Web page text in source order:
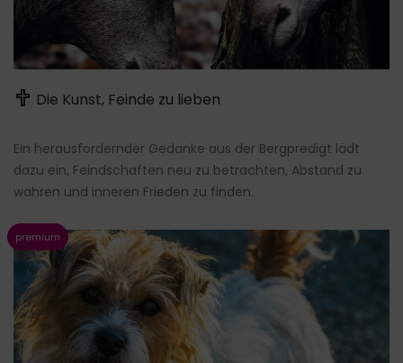
Die Kunst, Feinde zu lieben
Ein herausfordernder Gedanke aus der Bergpredigt lädt
dazu ein, Feindschaften neu zu betrachten, Abstand zu
wahren und inneren Frieden zu finden.